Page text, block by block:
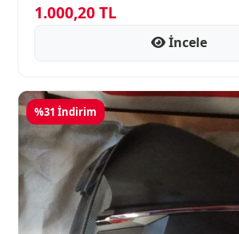
1.000,20 TL
İncele
%31 İndirim